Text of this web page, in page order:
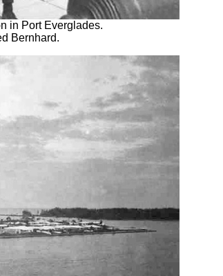
in Port Everglades.
Bernhard.